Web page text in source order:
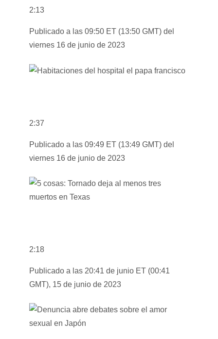
2:13
Publicado a las 09:50 ET (13:50 GMT) del
viernes 16 de junio de 2023
2:37
Publicado a las 09:49 ET (13:49 GMT) del
viernes 16 de junio de 2023
2:18
Publicado a las 20:41 de junio ET (00:41
GMT), 15 de junio de 2023